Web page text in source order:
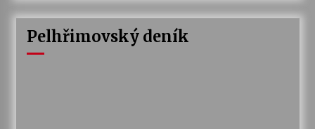
Pelhřimovský deník